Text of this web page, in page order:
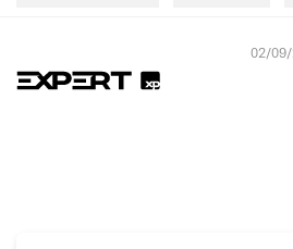
02/09/